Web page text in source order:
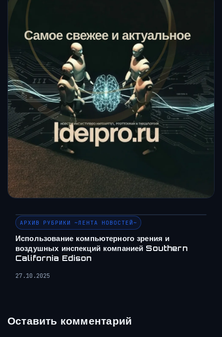
АРХИВ РУБРИКИ ~ЛЕНТА НОВОСТЕЙ~
Использование компьютерного зрения и
воздушных инспекций компанией Southern
California Edison
27.10.2025
Оставить комментарий